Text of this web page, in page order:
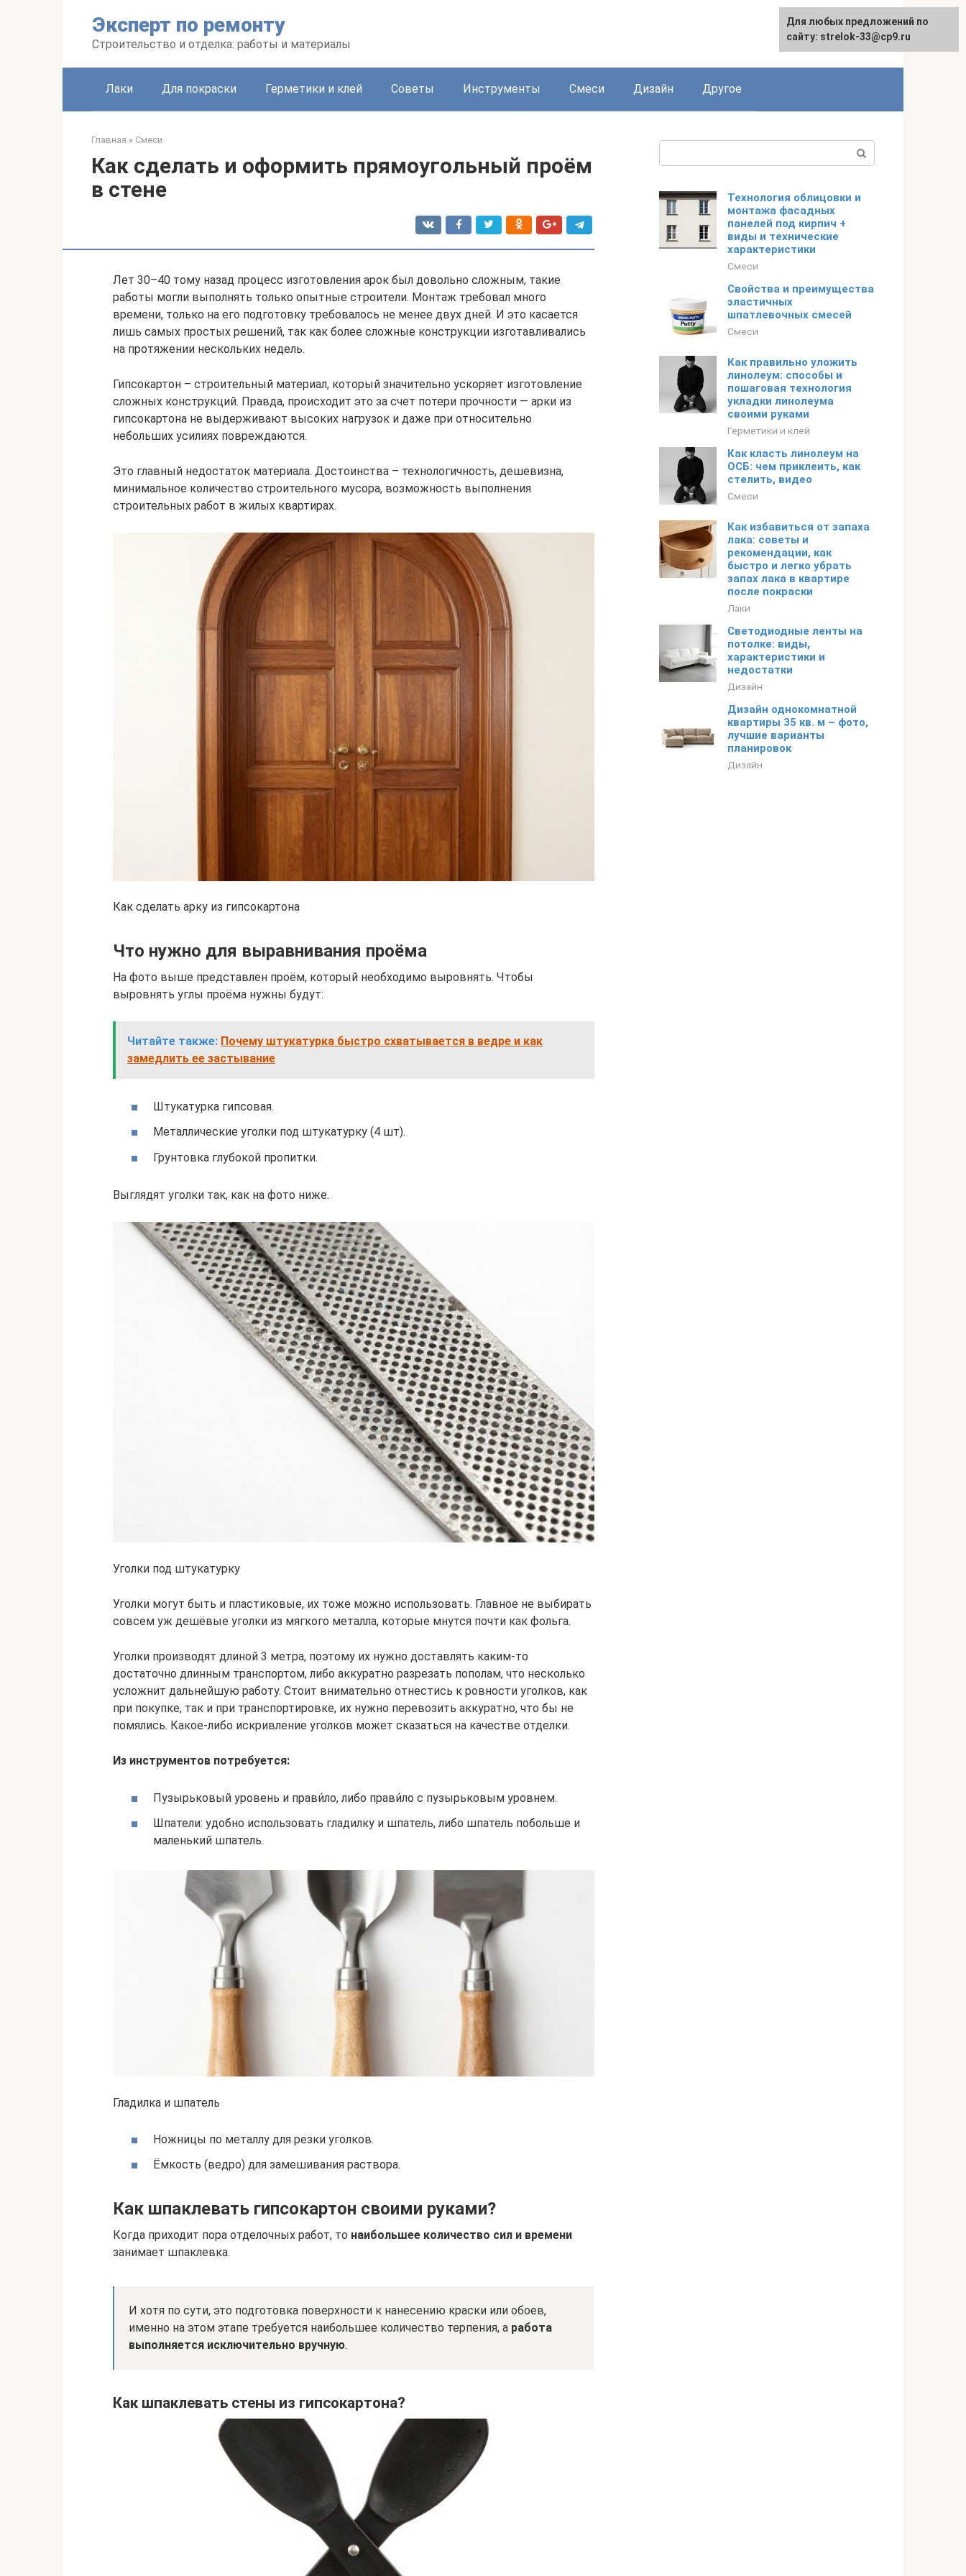
Эксперт по ремонту
Строительство и отделка: работы и материалы
Лаки Для покраски Герметики и клей Советы Инструменты Смеси Дизайн Другое
Главная » Смеси
Как сделать и оформить прямоугольный проём
в стене
Лет 30–40 тому назад процесс изготовления арок был довольно сложным, такие
работы могли выполнять только опытные строители. Монтаж требовал много
времени, только на его подготовку требовалось не менее двух дней. И это касается
лишь самых простых решений, так как более сложные конструкции изготавливались
на протяжении нескольких недель.
Гипсокартон – строительный материал, который значительно ускоряет изготовление
сложных конструкций. Правда, происходит это за счет потери прочности — арки из
гипсокартона не выдерживают высоких нагрузок и даже при относительно
небольших усилиях повреждаются.
Это главный недостаток материала. Достоинства – технологичность, дешевизна,
минимальное количество строительного мусора, возможность выполнения
строительных работ в жилых квартирах.
Как сделать арку из гипсокартона
Что нужно для выравнивания проёма
На фото выше представлен проём, который необходимо выровнять. Чтобы
выровнять углы проёма нужны будут:
Читайте также: Почему штукатурка быстро схватывается в ведре и как
замедлить ее застывание
Штукатурка гипсовая.
Металлические уголки под штукатурку (4 шт).
Грунтовка глубокой пропитки.
Выглядят уголки так, как на фото ниже.
Уголки под штукатурку
Уголки могут быть и пластиковые, их тоже можно использовать. Главное не выбирать
совсем уж дешёвые уголки из мягкого металла, которые мнутся почти как фольга.
Уголки производят длиной 3 метра, поэтому их нужно доставлять каким-то
достаточно длинным транспортом, либо аккуратно разрезать пополам, что несколько
усложнит дальнейшую работу. Стоит внимательно отнестись к ровности уголков, как
при покупке, так и при транспортировке, их нужно перевозить аккуратно, что бы не
помялись. Какое-либо искривление уголков может сказаться на качестве отделки.
Из инструментов потребуется:
Пузырьковый уровень и прави́ло, либо прави́ло с пузырьковым уровнем.
Шпатели: удобно использовать гладилку и шпатель, либо шпатель побольше и
маленький шпатель.
Гладилка и шпатель
Ножницы по металлу для резки уголков.
Ёмкость (ведро) для замешивания раствора.
Как шпаклевать гипсокартон своими руками?
Когда приходит пора отделочных работ, то наибольшее количество сил и времени
занимает шпаклевка.
И хотя по сути, это подготовка поверхности к нанесению краски или обоев,
именно на этом этапе требуется наибольшее количество терпения, а работа
выполняется исключительно вручную.
Как шпаклевать стены из гипсокартона?
Технология облицовки и
монтажа фасадных
панелей под кирпич +
виды и технические
характеристики
Смеси
Свойства и преимущества
эластичных
шпатлевочных смесей
Смеси
Как правильно уложить
линолеум: способы и
пошаговая технология
укладки линолеума
своими руками
Герметики и клей
Как класть линолеум на
ОСБ: чем приклеить, как
стелить, видео
Смеси
Как избавиться от запаха
лака: советы и
рекомендации, как
быстро и легко убрать
запах лака в квартире
после покраски
Лаки
Светодиодные ленты на
потолке: виды,
характеристики и
недостатки
Дизайн
Дизайн однокомнатной
квартиры 35 кв. м – фото,
лучшие варианты
планировок
Дизайн
Для любых предложений по
сайту: strelok-33@cp9.ru
Для любых предложений по
сайту: strelok-33@cp9.ru